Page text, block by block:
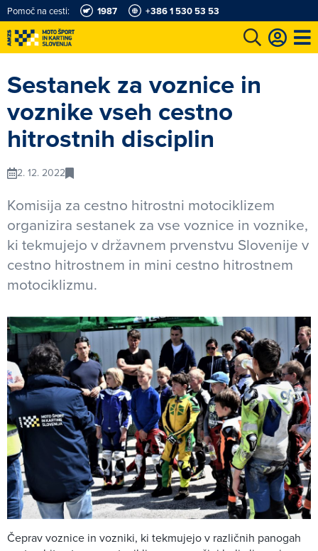
Pomoč na cesti: 1987 +386 1 530 53 53
Sestanek za voznice in
voznike vseh cestno
hitrostnih disciplin
2. 12. 2022
Komisija za cestno hitrostni motociklizem
organizira sestanek za vse voznice in voznike,
ki tekmujejo v državnem prvenstvu Slovenije v
cestno hitrostnem in mini cestno hitrostnem
motociklizmu.
Čeprav voznice in vozniki, ki tekmujejo v različnih panogah